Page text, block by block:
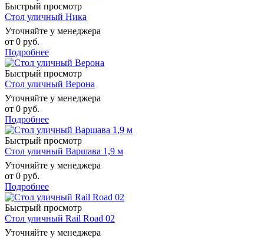
Быстрый просмотр
Стол уличный Ника
Уточняйте у менеджера
от 0 руб.
Подробнее
Быстрый просмотр
Стол уличный Верона
Уточняйте у менеджера
от 0 руб.
Подробнее
Быстрый просмотр
Стол уличный Варшава 1,9 м
Уточняйте у менеджера
от 0 руб.
Подробнее
Быстрый просмотр
Стол уличный Rail Road 02
Уточняйте у менеджера